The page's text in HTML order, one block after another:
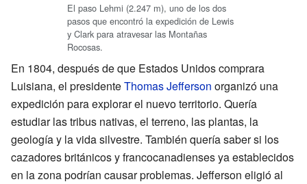
El paso Lehmi (2.247 m), uno de los dos
pasos que encontró la expedición de Lewis
y Clark para atravesar las Montañas
Rocosas.
En 1804, después de que Estados Unidos comprara
Luisiana, el presidenteThomas Jefferson organizó una
expedición para explorar el nuevo territorio. Quería
estudiar las tribus nativas, el terreno, las plantas, la
geología y la vida silvestre. También quería saber si los
cazadores británicos y francocanadienses ya establecidos
en la zona podrían causar problemas. Jefferson eligió al